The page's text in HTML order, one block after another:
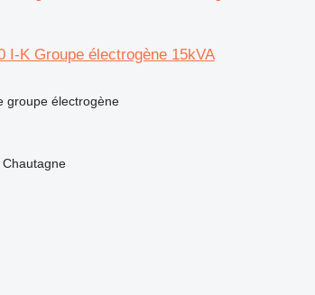
I-K Groupe électrogène 15kVA
groupe électrogène